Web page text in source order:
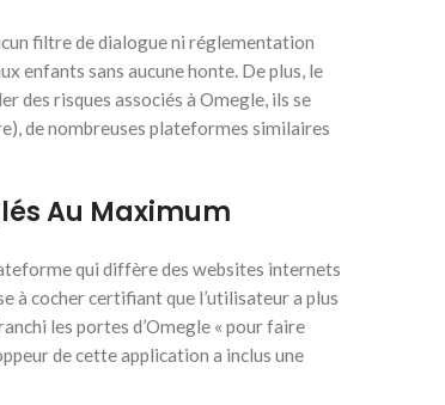
filtre de dialogue ni réglementation
enfants sans aucune honte. De plus, le
des risques associés à Omegle, ils se
de nombreuses plateformes similaires
Au Maximum
qui diffère des websites internets
à cocher certifiant que l’utilisateur a plus
les portes d’Omegle « pour faire
de cette application a inclus une